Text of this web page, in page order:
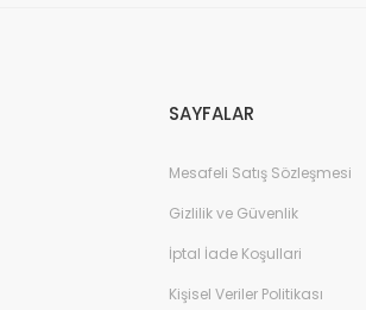
SAYFALAR
Mesafeli Satış Sözleşmesi
Gizlilik ve Güvenlik
İptal İade Koşullari
Kişisel Veriler Politikası